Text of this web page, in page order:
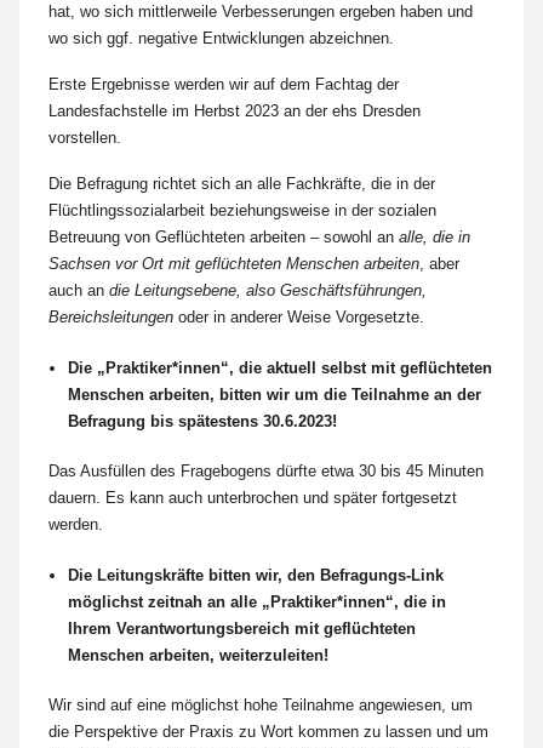
hat, wo sich mittlerweile Verbesserungen ergeben haben und
wo sich ggf. negative Entwicklungen abzeichnen.
Erste Ergebnisse werden wir auf dem Fachtag der
Landesfachstelle im Herbst 2023 an der ehs Dresden
vorstellen.
Die Befragung richtet sich an alle Fachkräfte, die in der
Flüchtlingssozialarbeit beziehungsweise in der sozialen
Betreuung von Geflüchteten arbeiten – sowohl an alle, die in
Sachsen vor Ort mit geflüchteten Menschen arbeiten, aber
auch an die Leitungsebene, also Geschäftsführungen,
Bereichsleitungen oder in anderer Weise Vorgesetzte.
Die „Praktiker*innen“, die aktuell selbst mit geflüchteten
Menschen arbeiten, bitten wir um die Teilnahme an der
Befragung bis spätestens 30.6.2023!
Das Ausfüllen des Fragebogens dürfte etwa 30 bis 45 Minuten
dauern. Es kann auch unterbrochen und später fortgesetzt
werden.
Die Leitungskräfte bitten wir, den Befragungs-Link
möglichst zeitnah an alle „Praktiker*innen“, die in
Ihrem Verantwortungsbereich mit geflüchteten
Menschen arbeiten, weiterzuleiten!
Wir sind auf eine möglichst hohe Teilnahme angewiesen, um
die Perspektive der Praxis zu Wort kommen zu lassen und um